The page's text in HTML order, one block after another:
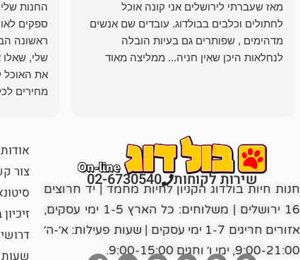
מאז שעברתי לירושלים אני קונה אוכל
לחתולים וכלבים בבולדוג. עובדים שם אנשים
מדהימים , שפותרים גם בעיות הובלה
לנחלאות היכן שאין חניה... ממליצה מאוד
החנות
ספקים
ראשונה
שלי, שאלו
את האוכל
מחירים
שירות לקוחות 02-6730540
חנות חיות בולדוג הקניון לחיות מחמד | יד חרוצים
16 ירושלים | משלוחים: כל הארץ 1-5 ימי עסקים,
אזורים חריגים 1-7 ימי עסקים | שעות פעילות: א׳-ה׳
9:00-21:00, ימי ו׳ וחגים 9:00-15:00.
צור